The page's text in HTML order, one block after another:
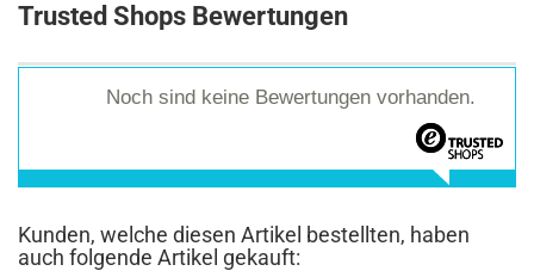
Trusted Shops Bewertungen
Noch sind keine Bewertungen vorhanden.
Kunden, welche diesen Artikel bestellten, haben
auch folgende Artikel gekauft: